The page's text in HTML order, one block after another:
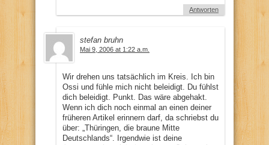
Antworten
stefan bruhn
Mai 9, 2006 at 1:22 a.m.
Wir drehen uns tatsächlich im Kreis. Ich bin
Ossi und fühle mich nicht beleidigt. Du fühlst
dich beleidigt. Punkt. Das wäre abgehakt.
Wenn ich dich noch einmal an einen deiner
früheren Artikel erinnern darf, da schriebst du
über: „Thüringen, die braune Mitte
Deutschlands“. Irgendwie ist deine